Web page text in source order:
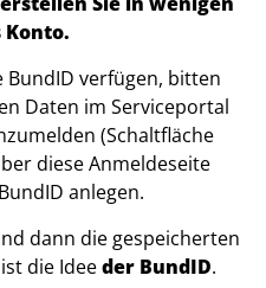
BundID verfügen, bitten
Daten im Serviceportal
(Schaltfläche
diese Anmeldeseite
anlegen.
dann die gespeicherten
die Ideeder BundID.